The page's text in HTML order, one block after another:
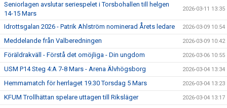
Seniorlagen avslutar seriespelet i Torsbohallen till helgen
14-15 Mars
2026-03-11 13:35
Idrottsgalan 2026 - Patrik Ahlström nominerad Årets ledare 2026-03-09 10:54
Meddelande från Valberedningen 2026-03-09 10:42
Föräldrakväll - Förstå det omöjliga - Din ungdom 2026-03-06 10:55
USM P14 Steg 4:A 7-8 Mars - Arena Älvhögsborg 2026-03-04 13:34
Hemmamatch för herrlaget 19.30 Torsdag 5 Mars 2026-03-04 13:23
KFUM Trollhättan spelare uttagen till Riksläger 2026-03-04 13:17